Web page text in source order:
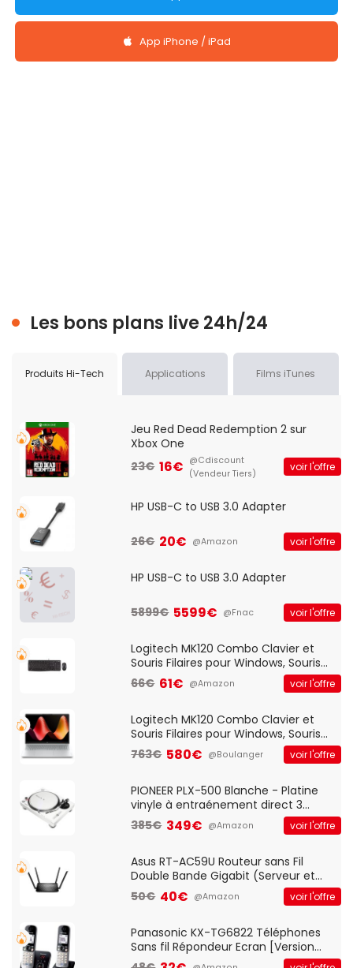
App iPhone / iPad
Les bons plans live 24h/24
Produits Hi-Tech Applications Films iTunes
Jeu Red Dead Redemption 2 sur
Xbox One
23€ 16€ @Cdiscount
(Vendeur Tiers)
voir l'offre
HP USB-C to USB 3.0 Adapter
26€ 20€ @Amazon voir l'offre
HP USB-C to USB 3.0 Adapter
5899€ 5599€ @Fnac voir l'offre
Logitech MK120 Combo Clavier et
Souris Filaires pour Windows, Souris
Optique Filaire, Connexion USB Plug
And Play, Confortable, Taille
QWERTY UK - Noir
66€ 61€ @Amazon voir l'offre
Logitech MK120 Combo Clavier et
Souris Filaires pour Windows, Souris
Optique Filaire, Connexion USB Plug
And Play, Confortable, Taille
QWERTY UK - Noir
763€ 580€ @Boulanger voir l'offre
PIONEER PLX-500 Blanche - Platine
vinyle à entraénement direct 3
vitesses (33-45-78 trs/min) avec
pre-ampli intégré et port USB
385€ 349€ @Amazon voir l'offre
Asus RT-AC59U Routeur sans Fil
Double Bande Gigabit (Serveur et
Client VPN, Triple Vlan, Mode Point
d'accès et Bridge, contrôle Parental,
50€ 40€ @Amazon voir l'offre
Panasonic KX-TG6822 Téléphones
Sans fil Répondeur Ecran [Version
Française]